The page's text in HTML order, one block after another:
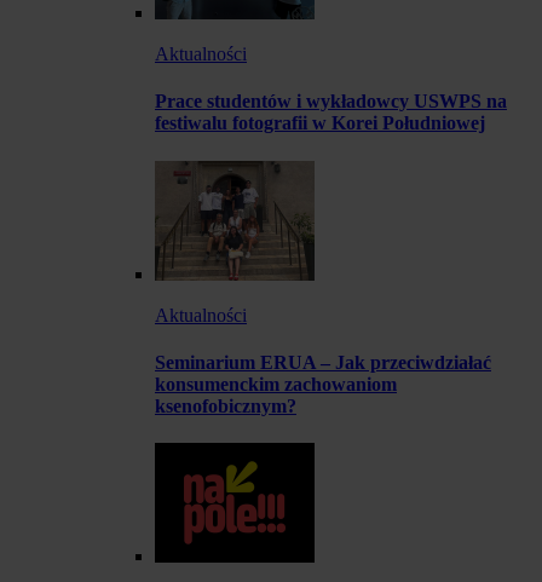
Aktualności
Prace studentów i wykładowcy USWPS na
festiwalu fotografii w Korei Południowej
Aktualności
Seminarium ERUA – Jak przeciwdziałać
konsumenckim zachowaniom
ksenofobicznym?